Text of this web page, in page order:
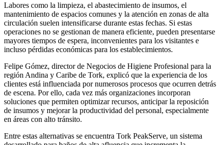
Labores como la limpieza, el abastecimiento de insumos, el
mantenimiento de espacios comunes y la atención en zonas de alta
circulación suelen intensificarse durante estas fechas. Si estas
operaciones no se gestionan de manera eficiente, pueden presentarse
mayores tiempos de espera, inconvenientes para los visitantes e
incluso pérdidas económicas para los establecimientos.
Felipe Gómez, director de Negocios de Higiene Profesional para la
región Andina y Caribe de Tork, explicó que la experiencia de los
clientes está influenciada por numerosos procesos que ocurren detrás
de escena. Por ello, cada vez más organizaciones incorporan
soluciones que permiten optimizar recursos, anticipar la reposición
de insumos y mejorar la productividad del personal, especialmente
en áreas con alto tránsito.
Entre estas alternativas se encuentra Tork PeakServe, un sistema